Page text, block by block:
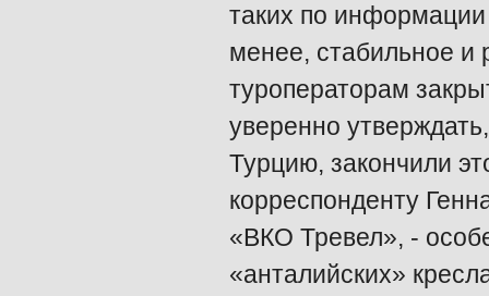
таких по
менее, стабильное и
туроператорам
уверенно
Турцию, закончили
корреспонденту
«ВКО Тревел», -
«анталийских»